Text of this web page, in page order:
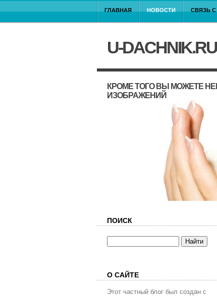
ГЛАВНАЯ НОВОСТИ СВЯЗЬ
U-DACHNIK.RU
КРОМЕ ТОГО ВЫ МОЖЕТЕ
ИЗОБРАЖЕНИЙ
ПОИСК
О САЙТЕ
Этот частный блог был создан с